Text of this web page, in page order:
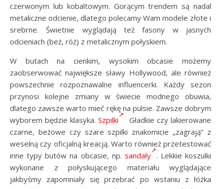
czerwonym lub kobaltowym. Gorącym trendem są nadal
metaliczne odcienie, dlatego polecamy Wam modele złote i
srebrne. Świetnie wyglądają też fasony w jasnych
odcieniach (beż, róż) z metalicznym połyskiem.
W butach na cienkim, wysokim obcasie możemy
zaobserwować największe sławy Hollywood, ale również
powszechnie rozpoznawalne influencerki. Każdy sezon
przynosi kolejne zmiany w świecie modnego obuwia,
dlatego zawsze warto mieć rękę na pulsie. Zawsze dobrym
wyborem będzie klasyka.Szpilki
Gładkie czy lakierowane
czarne, beżowe czy szare szpilki znakomicie „zagrają” z
weselną czy oficjalną kreacją. Warto również przetestować
inne typy butów na obcasie, np. sandały
. Lekkie koszulki
wykonane z połyskującego materiału wyglądające
jakbyśmy zapomniały się przebrać po wstaniu z łóżka